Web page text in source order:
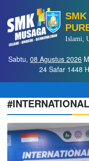
SMK
Islami,
Sabtu, 08 Agustus 2026 M
24 Safar 1448 H